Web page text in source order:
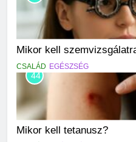
Mikor kell
CSALÁD EGÉSZSÉG
44
Mikor kell tetanusz?